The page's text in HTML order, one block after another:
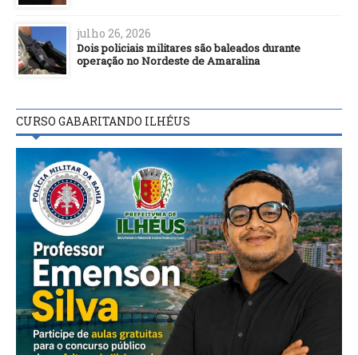
julho 26, 2026
Dois policiais militares são baleados durante
operação no Nordeste de Amaralina
CURSO GABARITANDO ILHÉUS